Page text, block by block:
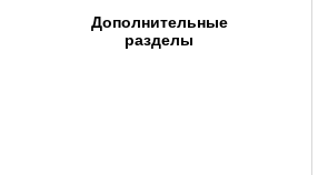
Дополнительные
разделы